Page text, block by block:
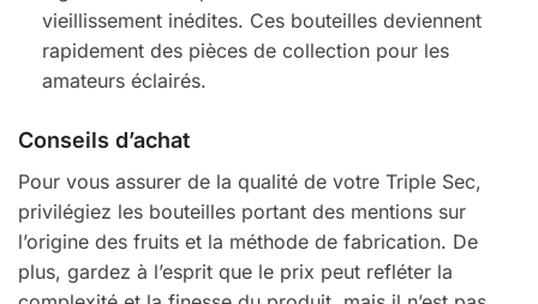
vieillissement inédites. Ces bouteilles deviennent
rapidement des pièces de collection pour les
amateurs éclairés.
Conseils d’achat
Pour vous assurer de la qualité de votre Triple Sec,
privilégiez les bouteilles portant des mentions sur
l’origine des fruits et la méthode de fabrication. De
plus, gardez à l’esprit que le prix peut refléter la